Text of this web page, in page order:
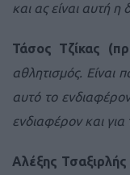
και ας είναι αυτή
Τάσος Τζίκας
αθλητισμός. Είναι
αυτό το
ενδιαφέρον και για
Αλέξης